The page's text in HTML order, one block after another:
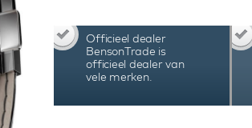
kroon, rotor en
kleuren. Dit Van Speyk
met handleiding,
Officieel dealer
BensonTrade is
officieel dealer van
vele merken.